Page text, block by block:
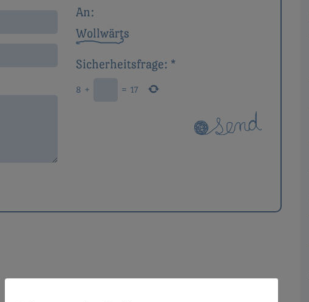
An:
Wollwärts
Sicherheitsfrage: *
8 + = 17